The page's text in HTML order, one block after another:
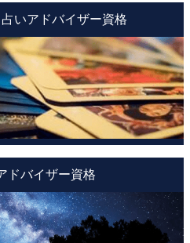
いアドバイザー資格
ドバイザー資格